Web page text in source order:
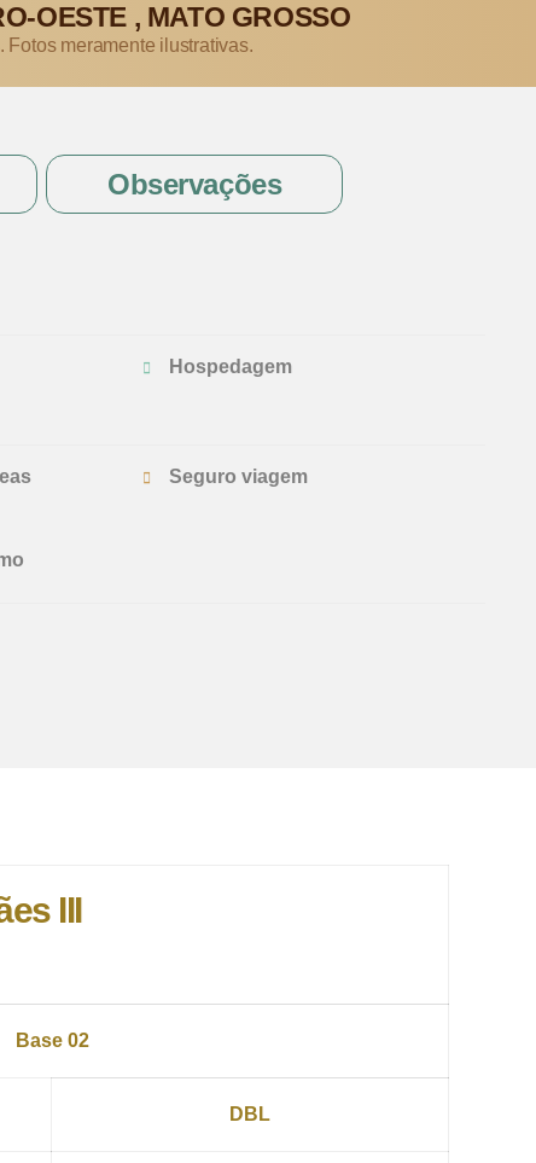
OESTE , MATO GROSSO
meramente ilustrativas.
Observações
Hospedagem
Seguro viagem
III
Base 02
DBL